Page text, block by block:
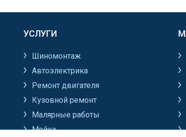
УСЛУГИ
Шиномонтаж
Автоэлектрика
Ремонт двигателя
Кузовной ремонт
Малярные работы
Мойка